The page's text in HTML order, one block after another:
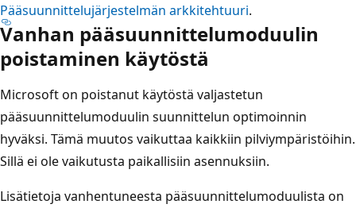
Pääsuunnittelujärjestelmän arkkitehtuuri.
Vanhan pääsuunnittelumoduulin
poistaminen käytöstä
Microsoft on poistanut käytöstä valjastetun
pääsuunnittelumoduulin suunnittelun optimoinnin
hyväksi. Tämä muutos vaikuttaa kaikkiin pilviympäristöihin.
Sillä ei ole vaikutusta paikallisiin asennuksiin.
Lisätietoja vanhentuneesta pääsuunnittelumoduulista on